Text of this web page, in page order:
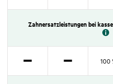
Zahn­er­satz­leis­tungen bei
Nicht
Nicht
100